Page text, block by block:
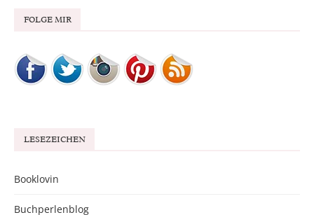
FOLGE MIR
LESEZEICHEN
Booklovin
Buchperlenblog